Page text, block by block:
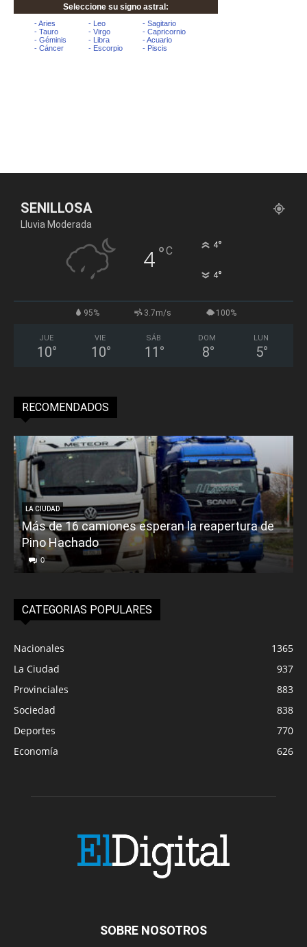
SENILLOSA
Lluvia Moderada
4°C 4°
4°
95% 3.7m/s 100%
JUE
10°
VIE
10°
SÁB
11 °
DOM
8°
LUN
5°
RECOMENDADOS
LA CIUDAD
Más de 16 camiones esperan la reapertura de
Pino Hachado
0
CATEGORIAS POPULARES
Nacionales
1365
La Ciudad
937
Provinciales
883
Sociedad
838
Deportes
770
Economía
626
SOBRE NOSOTROS